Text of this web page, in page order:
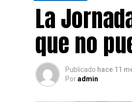
La
que no
Publicado hace 11
Poradmin